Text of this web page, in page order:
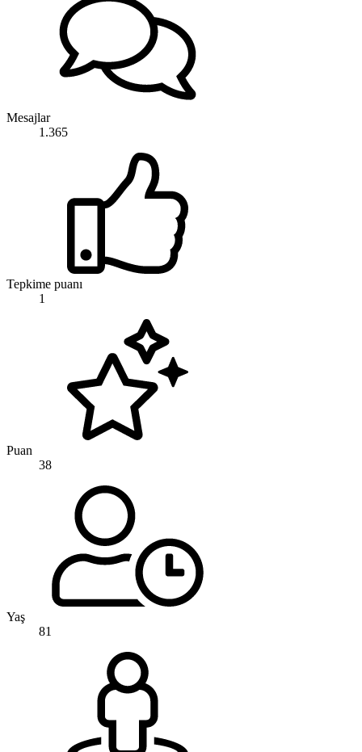
Mesajlar
1.365
Tepkime puanı
1
Puan
38
Yaş
81